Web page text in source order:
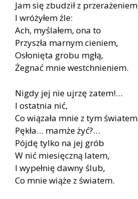
Jam się zbudził z przerażeniem
I wróżyłem źle:
Ach, myślałem, ona to
Przyszła marnym cieniem,
Osłonięta grobu mgłą,
Żegnać mnie westchnieniem.
Nigdy jej nie ujrzę zatem!…
I ostatnia nić,
Co wiązała mnie z tym światem
Pękła… mamże żyć?…
Pójdę tylko na jej grób
W nić miesięczną latem,
I wypełnię dawny ślub,
Co mnie wiąże z światem.